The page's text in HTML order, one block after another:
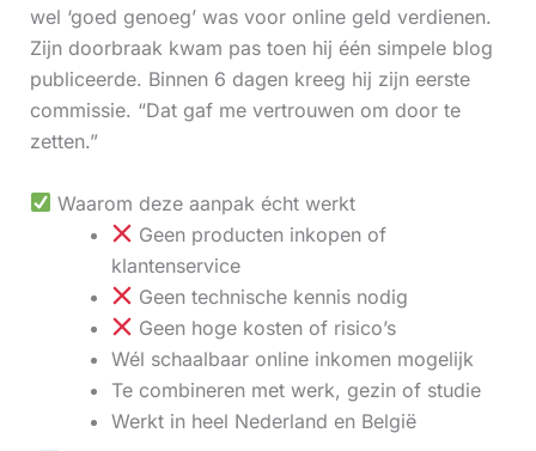
wel ‘goed genoeg’ was voor online geld verdienen.
Zijn doorbraak kwam pas toen hij één simpele blog
publiceerde. Binnen 6 dagen kreeg hij zijn eerste
commissie. “Dat gaf me vertrouwen om door te
zetten.”
Waarom deze aanpak écht werkt
Geen producten inkopen of
klantenservice
Geen technische kennis nodig
Geen hoge kosten of risico’s
Wél schaalbaar online inkomen mogelijk
Te combineren met werk, gezin of studie
Werkt in heel Nederland en België